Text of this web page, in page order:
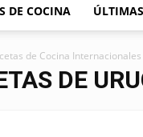
DE COCINA
de Cocina Internacionales
DE